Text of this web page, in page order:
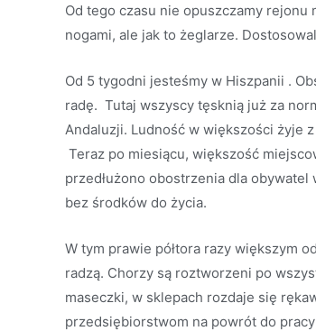
Od tego czasu nie opuszczamy rejonu
nogami, ale jak to żeglarze.
Od 5 tygodni jesteśmy w Hiszpanii .
radę. Tutaj wszyscy tęsknią już za
Andaluzji. Ludność w większości żyje
Teraz po miesiącu, większość
przedłużono obostrzenia dla
bez środków do życia.
W tym prawie półtora razy większym
radzą. Chorzy są roztworzeni po
maseczki, w sklepach rozdaje się
przedsiębiorstwom na powrót do